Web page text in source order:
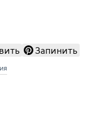
Запинить